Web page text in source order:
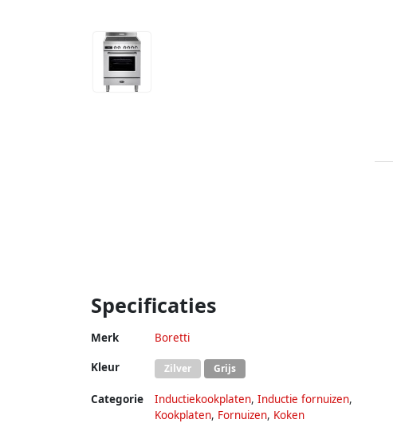
Specificaties
Merk Boretti
Kleur Zilver Grijs
Categorie Inductiekookplaten, Inductie fornuizen,
Kookplaten, Fornuizen, Koken